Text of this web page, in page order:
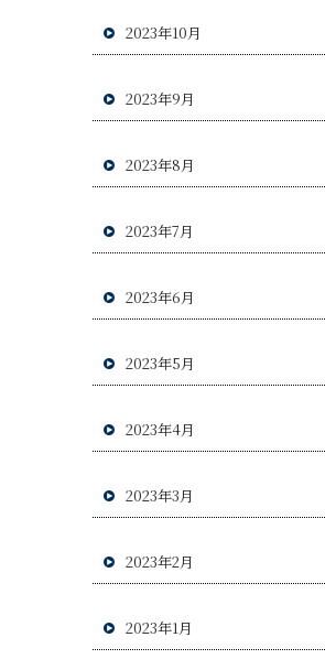
2023年10月
2023年9月
2023年8月
2023年7月
2023年6月
2023年5月
2023年4月
2023年3月
2023年2月
2023年1月